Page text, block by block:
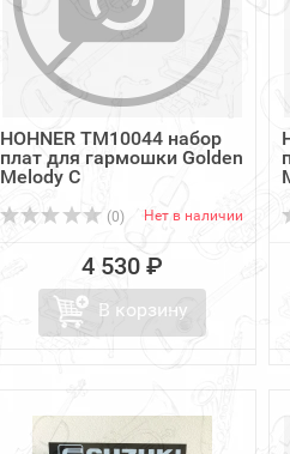
HOHNER TM10044 набор
плат для гармошки Golden
Melody C
(0) Нет в наличии
4 530 ₽
В корзину